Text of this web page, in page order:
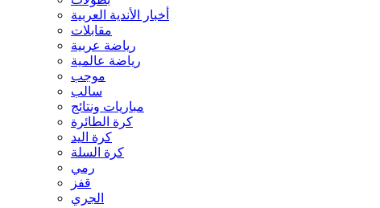
أخبار الأندية العربية
مقابلات
رياضة عربية
رياضة عالمية
موجب
سالب
مباريات ونتائج
كرة الطائرة
كرة اليد
كرة السلة
رمي
قفز
الجري